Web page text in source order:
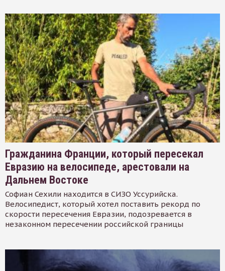
Гражданина Франции, который пересекал
Евразию на велосипеде, арестовали на
Дальнем Востоке
Софиан Сехили находится в СИЗО Уссурийска.
Велосипедист, который хотел поставить рекорд по
скорости пересечения Евразии, подозревается в
незаконном пересечении российской границы